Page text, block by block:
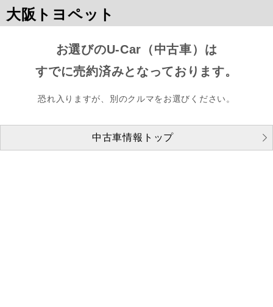
大阪トヨペット
お選びのU-Car（中古車）は
すでに売約済みとなっております。
恐れ入りますが、別のクルマをお選びください。
中古車情報トップ